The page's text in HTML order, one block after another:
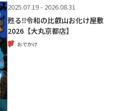
2025.07.19 - 2026.08.31
甦る‼令和の比叡山お化け屋敷
2026【大丸京都店】
おでかけ